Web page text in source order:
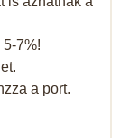
7%!
a port.